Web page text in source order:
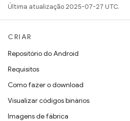
Última atualização 2025-07-27 UTC.
CRIAR
Repositório do Android
Requisitos
Como fazer o download
Visualizar códigos binários
Imagens de fábrica